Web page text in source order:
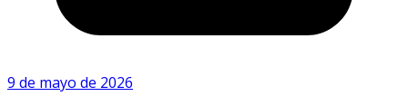
9 de mayo de 2026